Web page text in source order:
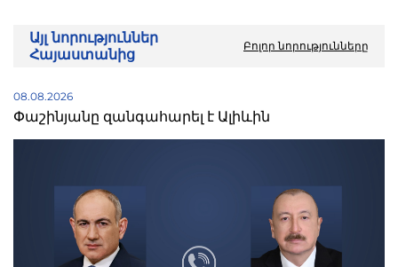
Այլ նորություններ
Հայաստանից
Բոլոր նորությունները
08.08.2026
Փաշինյանը զանգահարել է Ալիևին